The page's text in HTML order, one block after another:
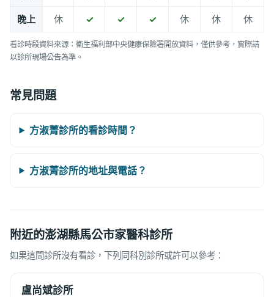
晚上 休 ✓ ✓ ✓ 休 休 休
看診時段資料來源：衛生福利部中央健康保險署開放資料，僅供參考，實際請
以診所現場公告為準。
常見問題
方淑菁診所的看診時間？
方淑菁診所的地址與電話？
附近的澎湖縣馬公市家醫科診所
如果這間診所沒有看診，下列同科別診所或許可以參考：
盧尚斌診所